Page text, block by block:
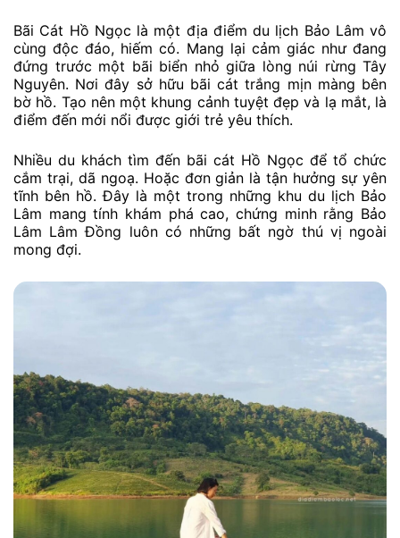
Bãi Cát Hồ Ngọc là một địa điểm du lịch Bảo Lâm vô
cùng độc đáo, hiếm có. Mang lại cảm giác như đang
đứng trước một bãi biển nhỏ giữa lòng núi rừng Tây
Nguyên. Nơi đây sở hữu bãi cát trắng mịn màng bên
bờ hồ. Tạo nên một khung cảnh tuyệt đẹp và lạ mắt, là
điểm đến mới nổi được giới trẻ yêu thích.
Nhiều du khách tìm đến bãi cát Hồ Ngọc để tổ chức
cắm trại, dã ngoạ. Hoặc đơn giản là tận hưởng sự yên
tĩnh bên hồ. Đây là một trong những khu du lịch Bảo
Lâm mang tính khám phá cao, chứng minh rằng Bảo
Lâm Lâm Đồng luôn có những bất ngờ thú vị ngoài
mong đợi.